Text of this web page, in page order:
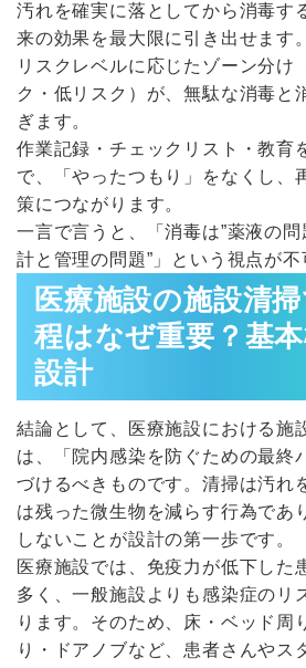
汚れを確実に落としてから消毒す
来の効果を最大限に引き出せます。
リスクレベルに応じたゾーン分け
ク・低リスク）が、無駄な消毒と
ぎます。
作業記録・チェックリスト・教育
で、「やったつもり」をなくし、
策につながります。
一言で言うと、「消毒は”薬液の問
計と管理の問題”」という視点が不
医療施設の施設清
程はなぜ重要？基
設計
結論として、医療施設における施
は、「院内感染を防ぐための最終
づけるべきものです。清掃は汚れ
は残った微生物を減らす行為であ
しないことが設計の第一歩です。
医療施設では、免疫力が低下した
多く、一般施設よりも感染症のリ
ります。そのため、床・ベッド周
り・ドアノブなど、患者さんやス